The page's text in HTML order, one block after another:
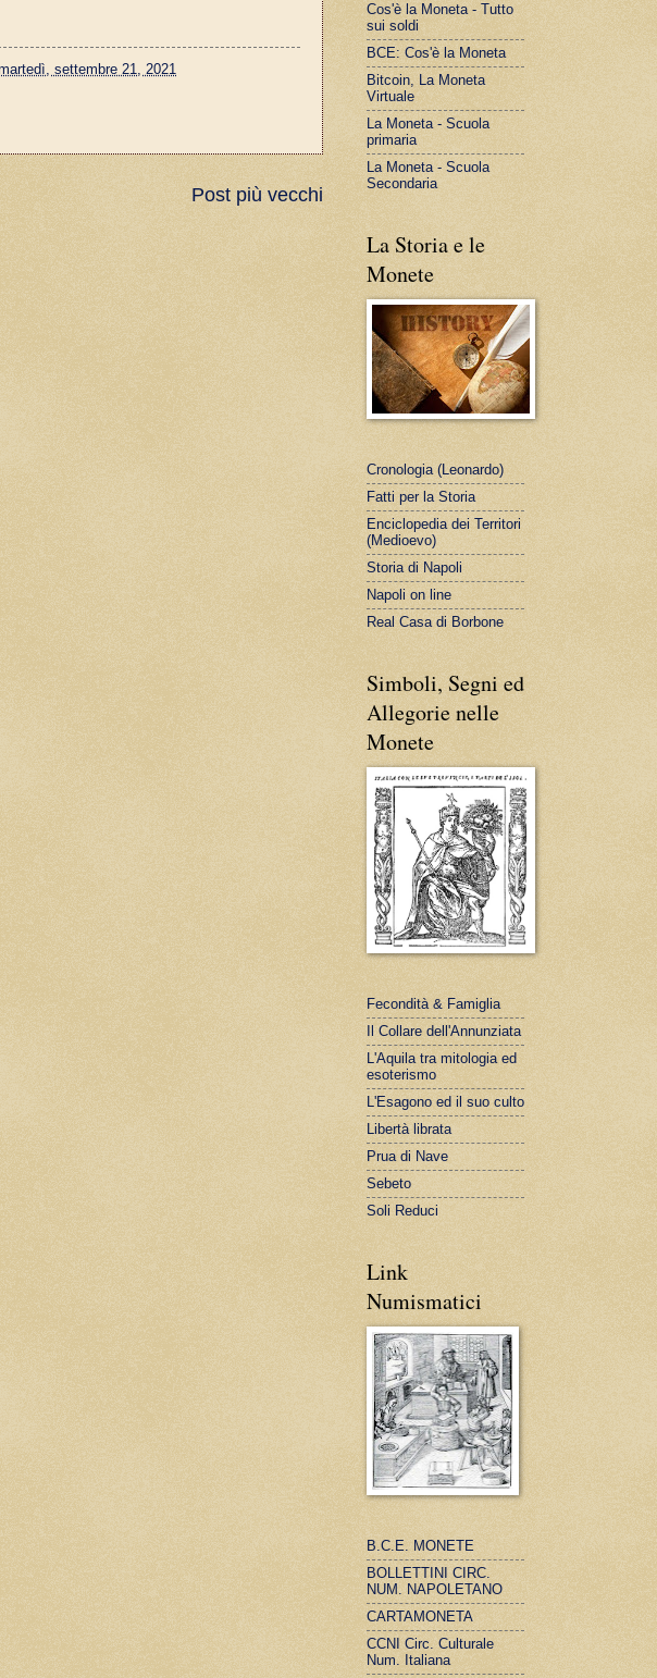
settembre 21, 2021
Post più vecchi
Cos'è la Moneta - Tutto
sui soldi
BCE: Cos'è la Moneta
Bitcoin, La Moneta
Virtuale
La Moneta - Scuola
primaria
La Moneta - Scuola
Secondaria
La Storia e le
Monete
Cronologia (Leonardo)
Fatti per la Storia
Enciclopedia dei Territori
(Medioevo)
Storia di Napoli
Napoli on line
Real Casa di Borbone
Simboli, Segni ed
Allegorie nelle
Monete
Fecondità & Famiglia
Il Collare dell'Annunziata
L'Aquila tra mitologia ed
esoterismo
L'Esagono ed il suo culto
Libertà librata
Prua di Nave
Sebeto
Soli Reduci
Link
Numismatici
B.C.E. MONETE
BOLLETTINI CIRC.
NUM. NAPOLETANO
CARTAMONETA
CCNI Circ. Culturale
Num. Italiana